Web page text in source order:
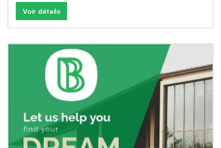
Voir détails